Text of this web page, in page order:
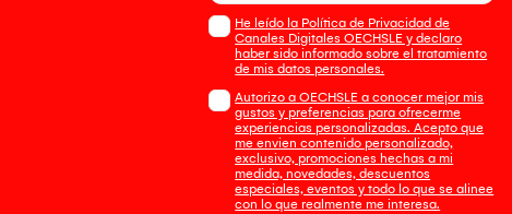
He leído la Política de Privacidad de
Canales Digitales OECHSLE y declaro
haber sido informado sobre el tratamiento
de mis datos personales.
Autorizo a OECHSLE a conocer mejor mis
gustos y preferencias para ofrecerme
experiencias personalizadas. Acepto que
me envien contenido personalizado,
exclusivo, promociones hechas a mi
medida, novedades, descuentos
especiales, eventos y todo lo que se alinee
con lo que realmente me interesa.